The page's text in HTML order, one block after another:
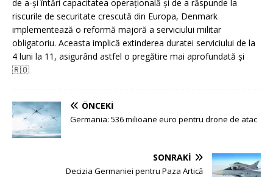
de a-și întări capacitatea operațională și de a răspunde la
riscurile de securitate crescută din Europa, Denmark
implementează o reformă majoră a serviciului militar
obligatoriu. Aceasta implică extinderea duratei serviciului de la
4 luni la 11, asigurând astfel o pregătire mai aprofundată și
🇷🇴
ÖNCEKI
Germania: 536 milioane euro pentru drone de atac
SONRAKI
Decizia Germaniei pentru Paza Artică